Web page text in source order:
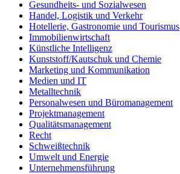
Gesundheits- und Sozialwesen
Handel, Logistik und Verkehr
Hotellerie, Gastronomie und Tourismus
Immobilienwirtschaft
Künstliche Intelligenz
Kunststoff/Kautschuk und Chemie
Marketing und Kommunikation
Medien und IT
Metalltechnik
Personalwesen und Büromanagement
Projektmanagement
Qualitätsmanagement
Recht
Schweißtechnik
Umwelt und Energie
Unternehmensführung